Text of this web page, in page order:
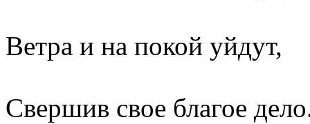
Ветра и на покой уйдут,
Свершив свое благое